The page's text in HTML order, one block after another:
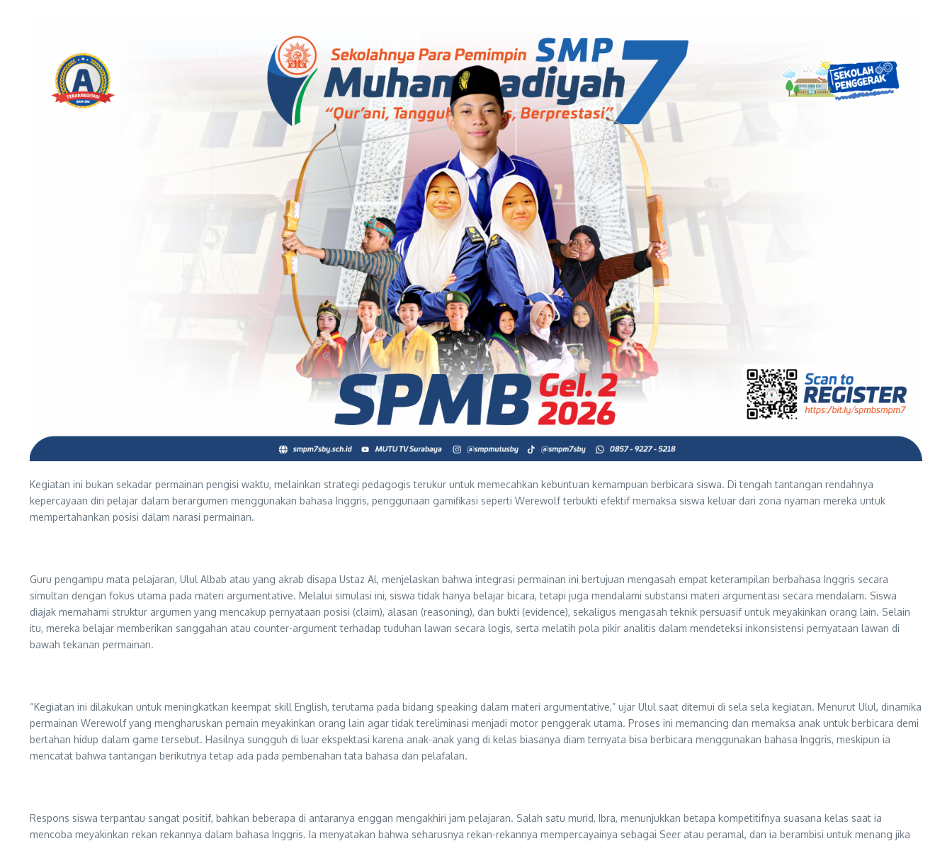
Kegiatan ini bukan sekadar permainan pengisi waktu, melainkan strategi pedagogis terukur untuk memecahkan kebuntuan kemampuan berbicara siswa. Di tengah tantangan rendahnya
kepercayaan diri pelajar dalam berargumen menggunakan bahasa Inggris, penggunaan gamifikasi seperti Werewolf terbukti efektif memaksa siswa keluar dari zona nyaman mereka untuk
mempertahankan posisi dalam narasi permainan.
Guru pengampu mata pelajaran, Ulul Albab atau yang akrab disapa Ustaz Al, menjelaskan bahwa integrasi permainan ini bertujuan mengasah empat keterampilan berbahasa Inggris secara
simultan dengan fokus utama pada materi argumentative. Melalui simulasi ini, siswa tidak hanya belajar bicara, tetapi juga mendalami substansi materi argumentasi secara mendalam. Siswa
diajak memahami struktur argumen yang mencakup pernyataan posisi (claim), alasan (reasoning), dan bukti (evidence), sekaligus mengasah teknik persuasif untuk meyakinkan orang lain. Selain
itu, mereka belajar memberikan sanggahan atau counter-argument terhadap tuduhan lawan secara logis, serta melatih pola pikir analitis dalam mendeteksi inkonsistensi pernyataan lawan di
bawah tekanan permainan.
“Kegiatan ini dilakukan untuk meningkatkan keempat skill English, terutama pada bidang speaking dalam materi argumentative,” ujar Ulul saat ditemui di sela sela kegiatan. Menurut Ulul, dinamika
permainan Werewolf yang mengharuskan pemain meyakinkan orang lain agar tidak tereliminasi menjadi motor penggerak utama. Proses ini memancing dan memaksa anak untuk berbicara demi
bertahan hidup dalam game tersebut. Hasilnya sungguh di luar ekspektasi karena anak-anak yang di kelas biasanya diam ternyata bisa berbicara menggunakan bahasa Inggris, meskipun ia
mencatat bahwa tantangan berikutnya tetap ada pada pembenahan tata bahasa dan pelafalan.
Respons siswa terpantau sangat positif, bahkan beberapa di antaranya enggan mengakhiri jam pelajaran. Salah satu murid, Ibra, menunjukkan betapa kompetitifnya suasana kelas saat ia
mencoba meyakinkan rekan rekannya dalam bahasa Inggris. Ia menyatakan bahwa seharusnya rekan-rekannya mempercayainya sebagai Seer atau peramal, dan ia berambisi untuk menang jika